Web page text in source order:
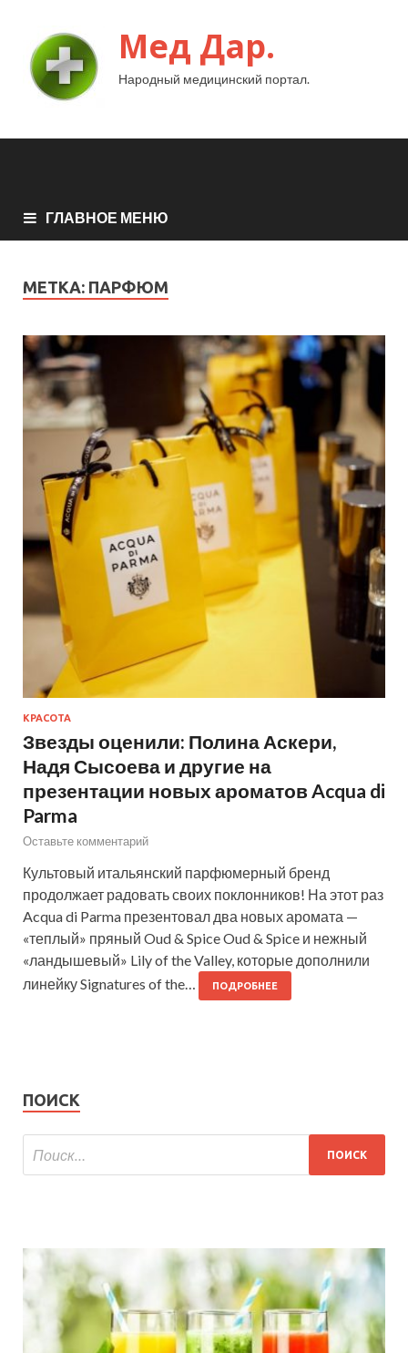
Мед Дар.
Народный медицинский портал.
ГЛАВНОЕ МЕНЮ
МЕТКА: ПАРФЮМ
КРАСОТА
Звезды оценили: Полина Аскери,
Надя Сысоева и другие на
презентации новых ароматов Acqua di
Parma
Оставьте комментарий
Культовый итальянский парфюмерный бренд
продолжает радовать своих поклонников! На этот раз
Acqua di Parma презентовал два новых аромата —
«теплый» пряный Oud & Spice Oud & Spice и нежный
«ландышевый» Lily of the Valley, которые дополнили
линейку Signatures of the…
ПОДРОБНЕЕ
ПОИСК